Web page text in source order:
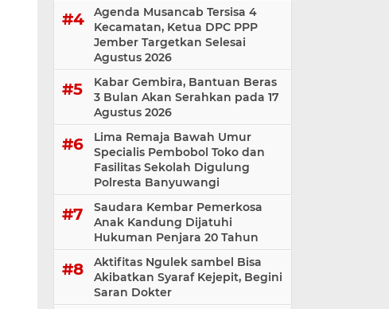
Agenda Musancab Tersisa 4
Kecamatan, Ketua DPC PPP
Jember Targetkan Selesai
Agustus 2026
Kabar Gembira, Bantuan Beras
3 Bulan Akan Serahkan pada 17
Agustus 2026
Lima Remaja Bawah Umur
Specialis Pembobol Toko dan
Fasilitas Sekolah Digulung
Polresta Banyuwangi
Saudara Kembar Pemerkosa
Anak Kandung Dijatuhi
Hukuman Penjara 20 Tahun
Aktifitas Ngulek sambel Bisa
Akibatkan Syaraf Kejepit, Begini
Saran Dokter